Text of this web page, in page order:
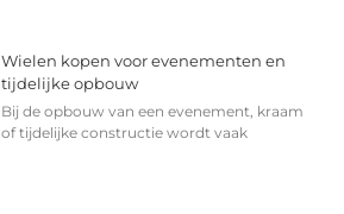
Wielen kopen voor evenementen en
tijdelijke opbouw
Bij de opbouw van een evenement, kraam
of tijdelijke constructie wordt vaak